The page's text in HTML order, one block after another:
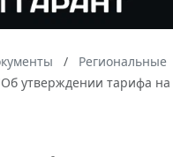
Региональные
"Об утверждении тарифа